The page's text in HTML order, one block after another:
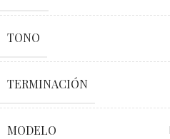
TONO
TERMINACIÓN
MODELO